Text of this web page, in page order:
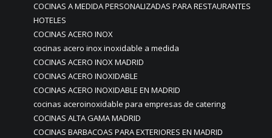
COCINAS A MEDIDA PERSONALIZADAS PARA RESTAURANTES
HOTELES
COCINAS ACERO INOX
cocinas acero inox inoxidable a medida
COCINAS ACERO INOX MADRID
COCINAS ACERO INOXIDABLE
COCINAS ACERO INOXIDABLE EN MADRID
cocinas aceroinoxidable para empresas de catering
COCINAS ALTA GAMA MADRID
COCINAS BARBACOAS PARA EXTERIORES EN MADRID